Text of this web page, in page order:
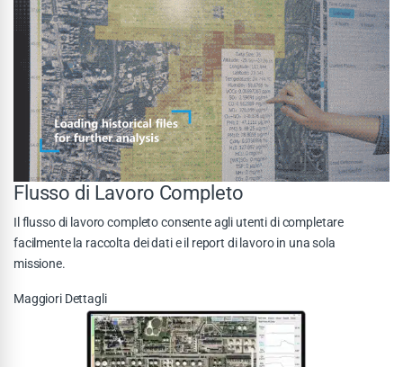
Flusso di Lavoro Completo
Il flusso di lavoro completo consente agli utenti di completare
facilmente la raccolta dei dati e il report di lavoro in una sola
missione.
Maggiori Dettagli